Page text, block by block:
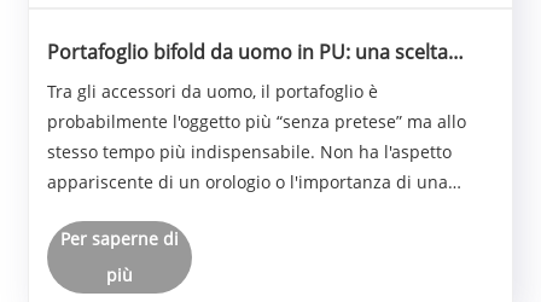
Portafoglio bifold da uomo in PU: una scelta
Tra gli accessori da uomo, il portafoglio è
probabilmente l'oggetto più “senza pretese” ma allo
stesso tempo più indispensabile. Non ha l'aspetto
appariscente di un orologio o l'importanza di una
tranquillamente in tasca, tenendo le tue carte, contanti
e car......
Per saperne di
più